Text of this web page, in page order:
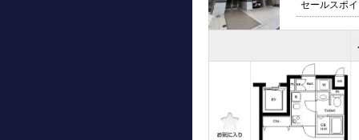
セールスポ